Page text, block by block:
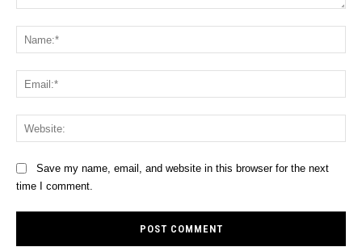
Save my name, email, and website in this browser for the next
time I comment.